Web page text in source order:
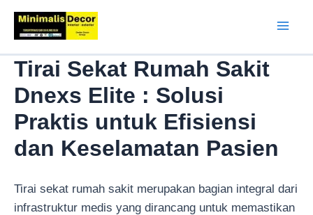
Lewati
Tirai Sekat Rumah Sakit
Dnexs Elite : Solusi
Praktis untuk Efisiensi
dan Keselamatan Pasien
Tirai sekat rumah sakit merupakan bagian integral dari
infrastruktur medis yang dirancang untuk memastikan